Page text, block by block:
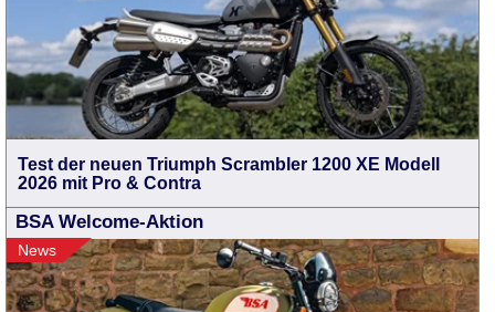
Test der neuen Triumph Scrambler 1200 XE Modell
2026 mit Pro & Contra
BSA Welcome-Aktion
News